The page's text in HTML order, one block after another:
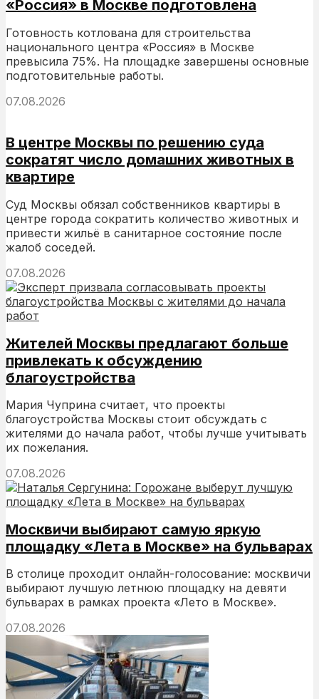
«Россия» в Москве подготовлена
Готовность котлована для строительства
национального центра «Россия» в Москве
превысила 75%. На площадке завершены основные
подготовительные работы.
07.08.2026
В центре Москвы по решению суда
сократят число домашних животных в
квартире
Суд Москвы обязал собственников квартиры в
центре города сократить количество животных и
привести жильё в санитарное состояние после
жалоб соседей.
07.08.2026
Жителей Москвы предлагают больше
привлекать к обсуждению
благоустройства
Мария Чуприна считает, что проекты
благоустройства Москвы стоит обсуждать с
жителями до начала работ, чтобы лучше учитывать
их пожелания.
07.08.2026
Москвичи выбирают самую яркую
площадку «Лета в Москве» на бульварах
В столице проходит онлайн-голосование: москвичи
выбирают лучшую летнюю площадку на девяти
бульварах в рамках проекта «Лето в Москве».
07.08.2026